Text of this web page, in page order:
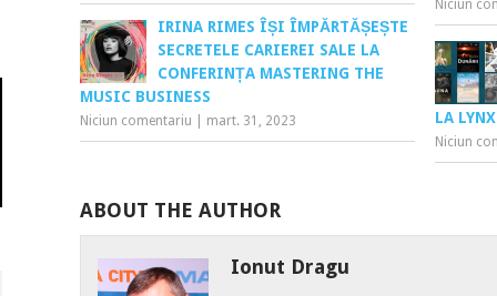
Niciun
IRINA RIMES ÎȘI ÎMPĂRTĂȘEȘTE
SECRETELE CARIEREI SALE LA
CONFERINȚA MASTERING THE
MUSIC BUSINESS
Niciun comentariu mart. 31, 2023 LA
Niciun
ABOUT THE AUTHOR
Ionut Dragu